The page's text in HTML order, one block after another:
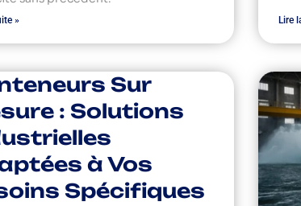
» Lire
Sur
: Solutions
à Vos
Spécifiques